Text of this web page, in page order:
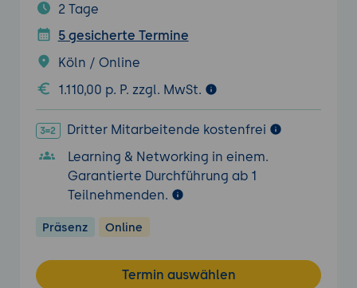
2 Tage
5 gesicherte Termine
Köln / Online
1.110,00 p. P. zzgl. MwSt.
Dritter Mitarbeitende kostenfrei
Learning & Networking in einem.
Garantierte Durchführung ab 1
Teilnehmenden.
Präsenz Online
Termin auswählen